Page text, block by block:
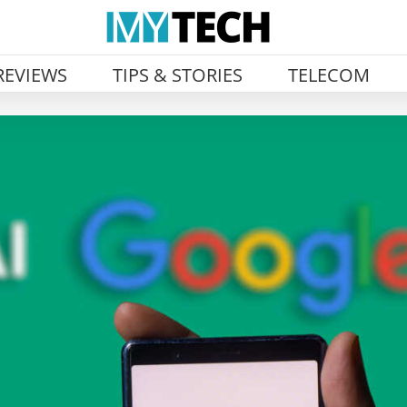
TIPS & STORIES TELECOM